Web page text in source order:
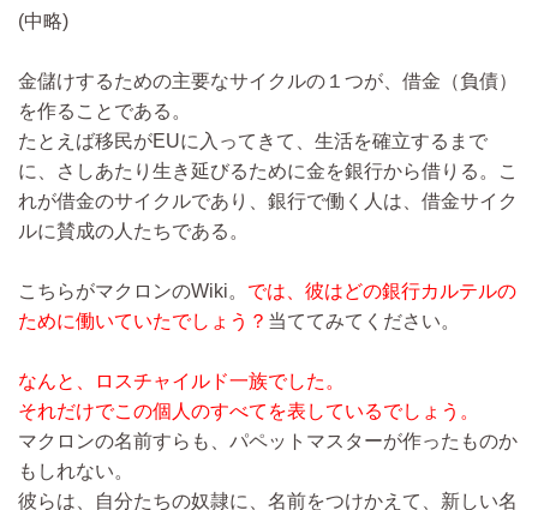
(中略)
金儲けするための主要なサイクルの１つが、借金（負債）
を作ることである。
たとえば移民がEUに入ってきて、生活を確立するまで
に、さしあたり生き延びるために金を銀行から借りる。こ
れが借金のサイクルであり、銀行で働く人は、借金サイク
ルに賛成の人たちである。
こちらがマクロンのWiki。 では、彼はどの銀行カルテルの
ために働いていたでしょう？ 当ててみてください。
なんと、ロスチャイルド一族でした。
それだけでこの個人のすべてを表しているでしょう。
マクロンの名前すらも、パペットマスターが作ったものか
もしれない。
彼らは、自分たちの奴隷に、名前をつけかえて、新しい名